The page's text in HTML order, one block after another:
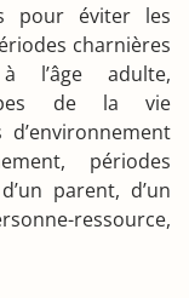
pour éviter les
charnières
l’âge adulte,
de la vie
d’environnement
périodes
parent, d’un
ressource,